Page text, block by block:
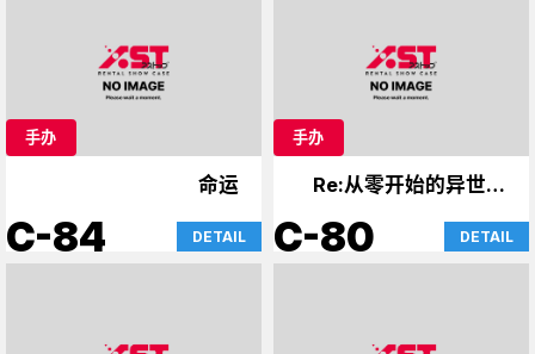
手办
命运
C-84 DETAIL
手办
Re:从零开始的异世界
生活
C-80 DETAIL